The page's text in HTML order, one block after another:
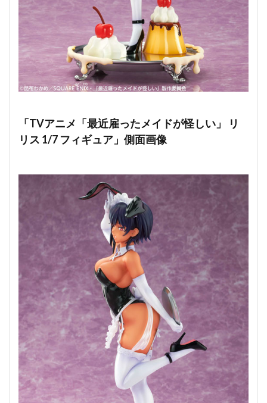
「TVアニメ「最近雇ったメイドが怪しい」 リ
リス 1/7 フィギュア」側面画像